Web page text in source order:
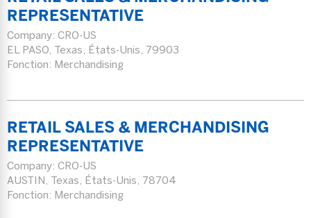
REPRESENTATIVE
Company: CRO-US
EL PASO, Texas, États-Unis, 79903
Fonction: Merchandising
RETAIL SALES & MERCHANDISING
REPRESENTATIVE
Company: CRO-US
AUSTIN, Texas, États-Unis, 78704
Fonction: Merchandising